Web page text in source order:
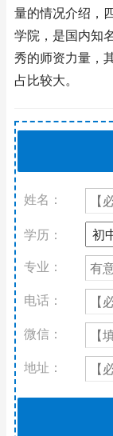
量的情况介绍，
学院，是国内知
秀的师资力量，
占比较大。
姓名：
学历：
专业：
电话：
微信：
地址：